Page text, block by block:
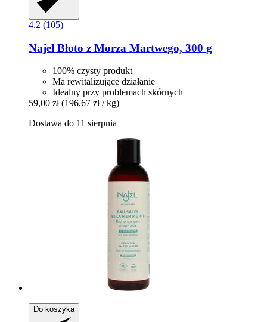
4.2 (105)
Najel Błoto z Morza Martwego, 300 g
100% czysty produkt
Ma rewitalizujące działanie
Idealny przy problemach skórnych
59,00 zł (196,67 zł / kg)
Dostawa do 11 sierpnia
Do koszyka